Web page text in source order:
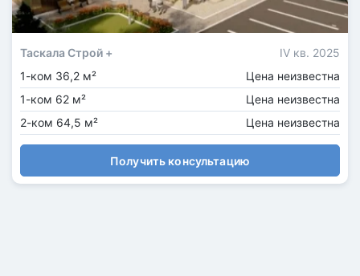
Таскала Строй +
IV кв. 2025
1-ком 36,2 м²
Цена неизвестна
1-ком 62 м²
Цена неизвестна
2-ком 64,5 м²
Цена неизвестна
Получить консультацию